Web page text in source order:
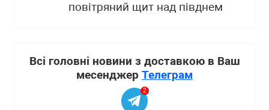
повітряний щит над півднем
Всі головні новини з доставкою в Ваш
месенджер Телеграм
2